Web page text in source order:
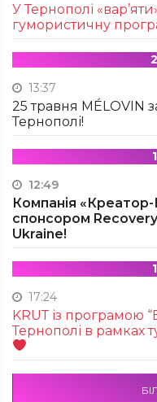
У Тернополі
гумористичну
13:37
25 травня MÉLOVIN
Тернополі!
12:49
Компанія
спонсором
Ukraine!
17:24
KRUТ із програмою
Тернополі в рамках